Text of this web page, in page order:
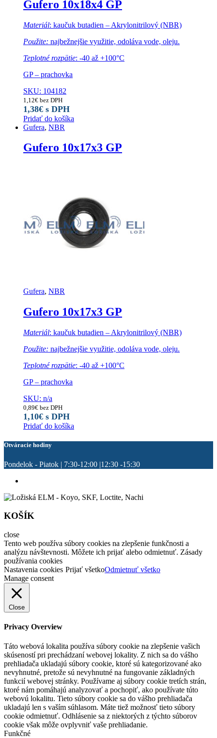
Gufero 10x18x4 GP
Materiál: kaučuk butadien – Akrylonitrilový (NBR)
Použite: najbežnejšie využitie, odoláva vode, oleju.
Teplotné rozpätie: -40 až +100°C
GP – prachovka
SKU: 104182
1,12€ bez DPH
1,38€ s DPH
Pridať do košíka
Gufera, NBR
Gufero 10x17x3 GP
Gufera, NBR
Gufero 10x17x3 GP
Materiál: kaučuk butadien – Akrylonitrilový (NBR)
Použite: najbežnejšie využitie, odoláva vode, oleju.
Teplotné rozpätie: -40 až +100°C
GP – prachovka
SKU: n/a
0,89€ bez DPH
1,10€ s DPH
Pridať do košíka
Otváracie hodiny
Pondelok - Piatok | 7:30-12:00 |12:30 -15:30
KOŠÍK
close
Tento web používa súbory cookies na zlepšenie funkčnosti a
analýzu návštevnosti. Môžete ich prijať alebo odmietnuť. Zásady
používania cookies
Nastavenia cookies Prijať všetkoOdmietnuť všetko
Manage consent
Close
Privacy Overview
Táto webová lokalita používa súbory cookie na zlepšenie vašich
skúseností pri prechádzaní webovej lokality. Z nich sa do vášho
prehliadača ukladajú súbory cookie, ktoré sú kategorizované ako
nevyhnutné, pretože sú nevyhnutné na fungovanie základných
funkcií webovej stránky. Používame aj súbory cookie tretích strán,
ktoré nám pomáhajú analyzovať a pochopiť, ako používate túto
webovú lokalitu. Tieto súbory cookie sa do vášho prehliadača
ukladajú len s vaším súhlasom. Máte tiež možnosť tieto súbory
cookie odmietnuť. Odhlásenie sa z niektorých z týchto súborov
cookie však môže ovplyvniť vaše prehliadanie.
Funkčné